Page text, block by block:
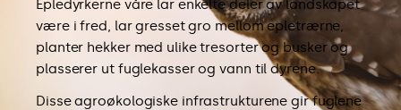
Epledyrkerne våre lar enkelte deler av landskapet
være i fred, lar gresset gro mellom epletrærne,
planter hekker med ulike tresorter og busker og
plasserer ut fuglekasser og vann til dyrene.
Disse agroøkologiske infrastrukturene gir fuglene